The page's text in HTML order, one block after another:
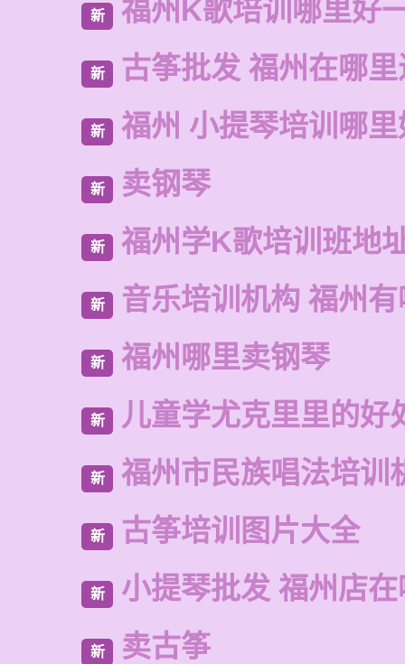
新 福州K歌培训哪里好
新 古筝批发 福州在哪
新 福州 小提琴培训哪
新 卖钢琴
新 福州学K歌培训班地
新 音乐培训机构 福州
新 福州哪里卖钢琴
新 儿童学尤克里里的好
新 福州市民族唱法培训
新 古筝培训图片大全
新 小提琴批发 福州店
新 卖古筝